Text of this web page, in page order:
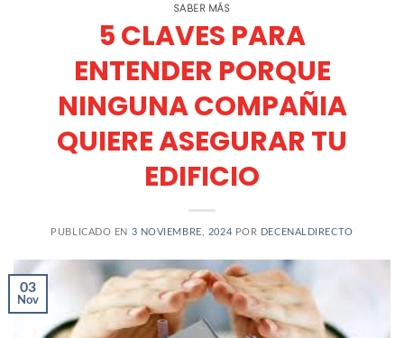
SABER MÁS
5 CLAVES PARA
ENTENDER PORQUE
NINGUNA COMPAÑIA
QUIERE ASEGURAR TU
EDIFICIO
PUBLICADO EN 3 NOVIEMBRE, 2024 POR DECENALDIRECTO
03
Nov